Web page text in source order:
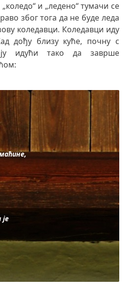
и „ледено“ тумачи се
због тога да не буде леда
коледавци. Коледавци иду
дођу близу куће, почну с
идући тако да заврше